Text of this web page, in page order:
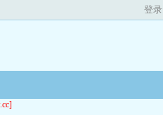
登录